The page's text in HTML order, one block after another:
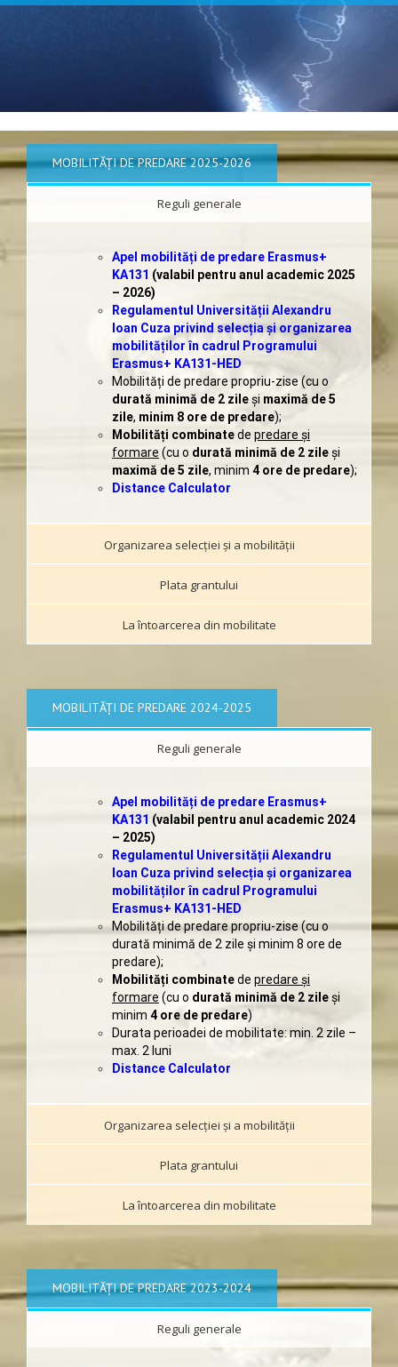
MOBILITĂȚI DE PREDARE 2025-2026
Reguli generale
Apel mobilități de predare Erasmus+
KA131 (valabil pentru anul academic 2025
– 2026)
Regulamentul Universității Alexandru
Ioan Cuza privind selecția și organizarea
mobilităților în cadrul Programului
Erasmus+ KA131-HED
Mobilități de predare propriu-zise (cu o
durată minimă de 2 zileşi maximă de 5
zile, minim 8 ore de predare);
Mobilități combinatede predare și
formare (cu o durată minimă de 2 zileşi
maximă de 5 zile, minim 4 ore de predare);
Distance Calculator
Organizarea selecției și a mobilităţii
Plata grantului
La întoarcerea din mobilitate
MOBILITĂȚI DE PREDARE 2024-2025
Reguli generale
Apel mobilități de predare Erasmus+
KA131 (valabil pentru anul academic 2024
– 2025)
Regulamentul Universității Alexandru
Ioan Cuza privind selecția și organizarea
mobilităților în cadrul Programului
Erasmus+ KA131-HED
Mobilități de predare propriu-zise (cu o
durată minimă de 2 zile și minim 8 ore de
predare);
Mobilități combinatede predare și
formare (cu o durată minimă de 2 zileși
minim 4 ore de predare)
Durata perioadei de mobilitate: min. 2 zile –
max. 2 luni
Distance Calculator
Organizarea selecției și a mobilităţii
Plata grantului
La întoarcerea din mobilitate
MOBILITĂȚI DE PREDARE 2023-2024
Reguli generale